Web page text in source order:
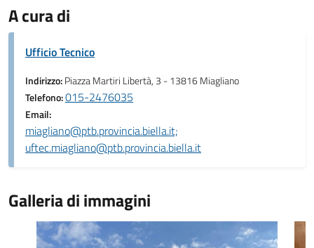
A cura di
Ufficio Tecnico
Indirizzo:Piazza Martiri Libertà, 3 - 13816 Miagliano
Telefono:015-2476035
Email:
miagliano@ptb.provincia.biella.it;
uftec.miagliano@ptb.provincia.biella.it
Galleria di immagini